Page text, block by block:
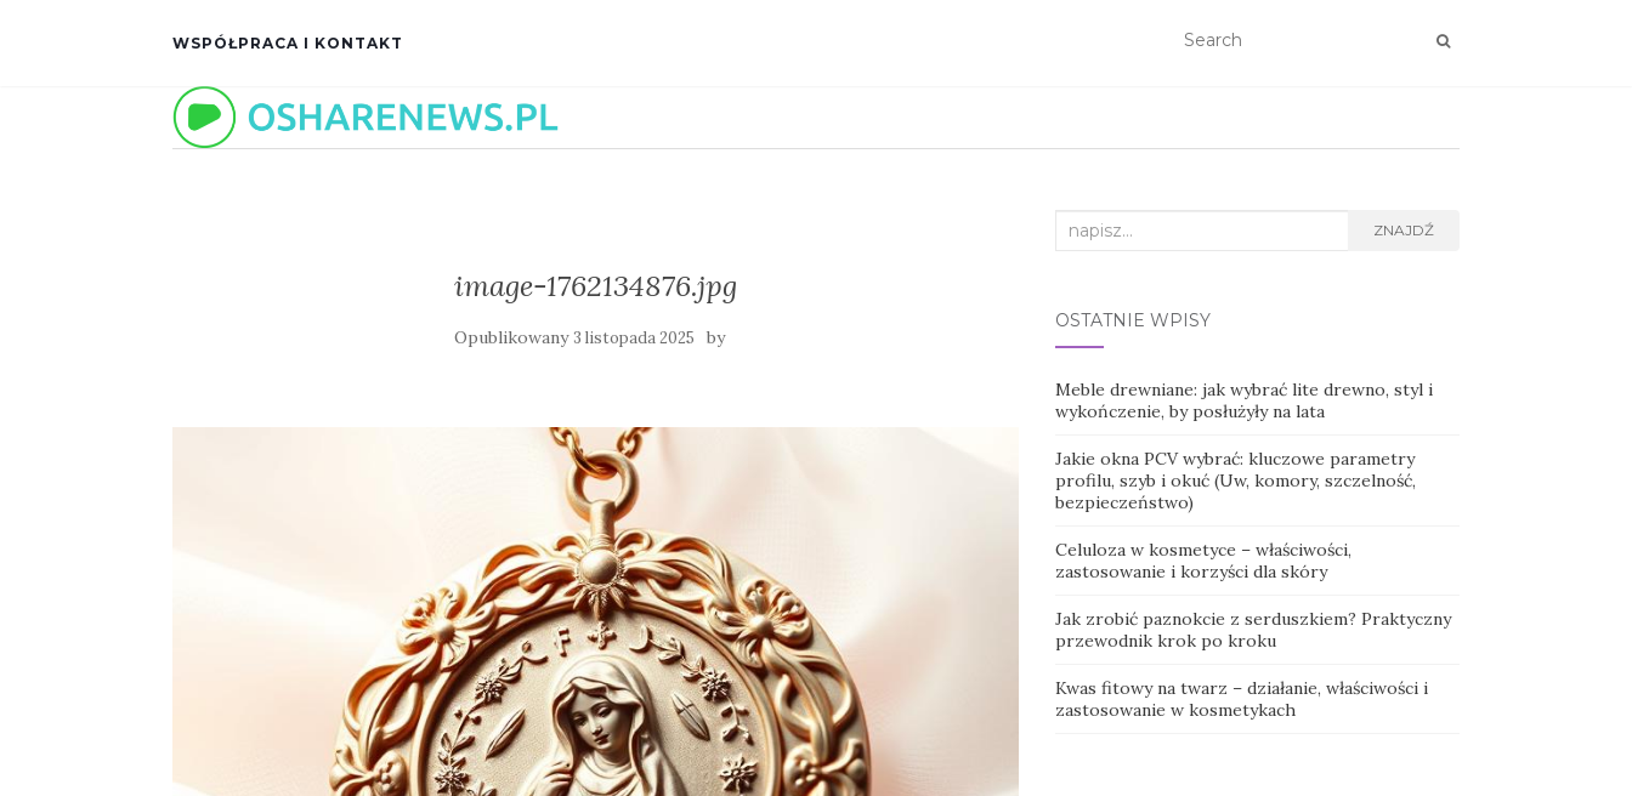
WSPÓŁPRACA I KONTAKT
image-1762134876.jpg
Opublikowany 3 listopada 2025 by
Search
ZNAJDŹ
OSTATNIE WPISY
Meble drewniane: jak wybrać lite drewno, styl i
wykończenie, by posłużyły na lata
Jakie okna PCV wybrać: kluczowe parametry
profilu, szyb i okuć (Uw, komory, szczelność,
bezpieczeństwo)
Celuloza w kosmetyce – właściwości,
zastosowanie i korzyści dla skóry
Jak zrobić paznokcie z serduszkiem? Praktyczny
przewodnik krok po kroku
Kwas fitowy na twarz – działanie, właściwości i
zastosowanie w kosmetykach